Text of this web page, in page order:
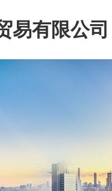
易有限公司